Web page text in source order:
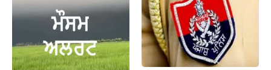
o
o
k
p
p
m n
k